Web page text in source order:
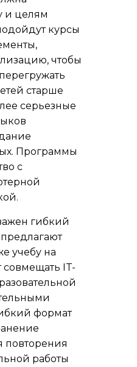
и целям
курсы
чтобы
старше
серьезные
Программы
с
гибкий
учебу на
совмещать IT-
формат
повторения
работы